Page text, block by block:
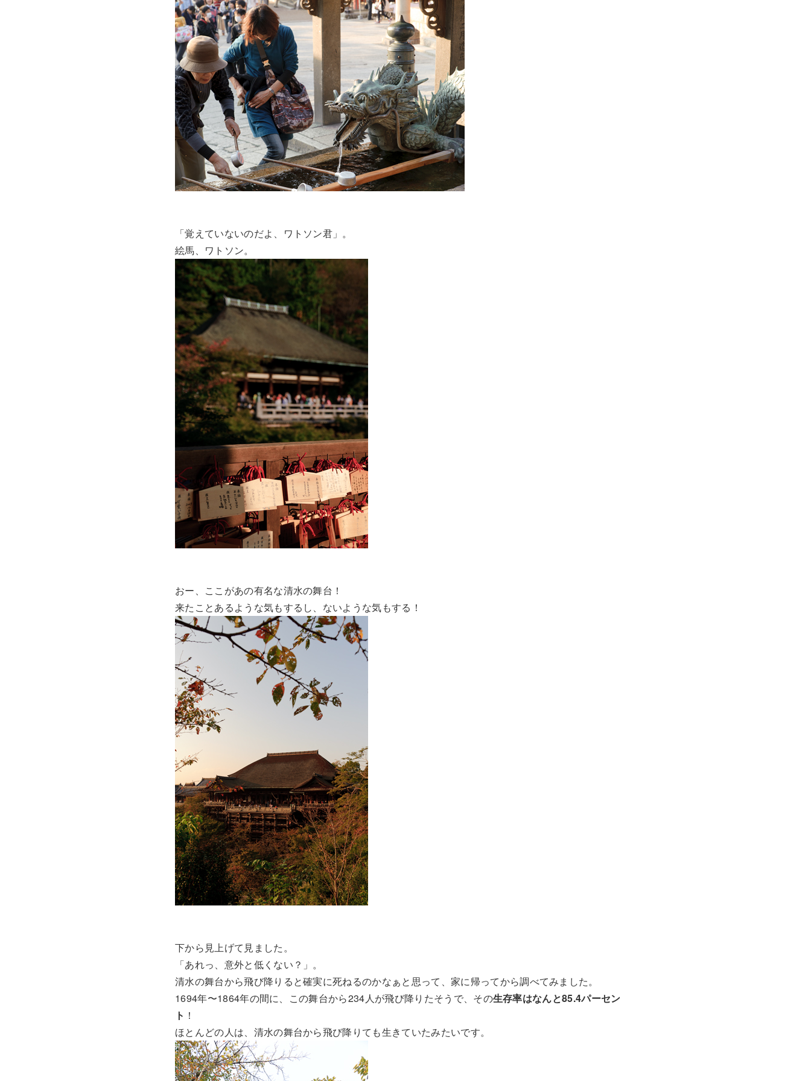
「覚えていないのだよ、ワトソン君」。
絵馬、ワトソン。
おー、ここがあの有名な清水の舞台！
来たことあるような気もするし、ないような気もする！
下から見上げて見ました。
「あれっ、意外と低くない？」。
清水の舞台から飛び降りると確実に死ねるのかなぁと思って、家に帰ってから調べてみました。
1694年〜1864年の間に、この舞台から234人が飛び降りたそうで、その生存率はなんと85.4パーセン
ト ！
ほとんどの人は、清水の舞台から飛び降りても生きていたみたいです。